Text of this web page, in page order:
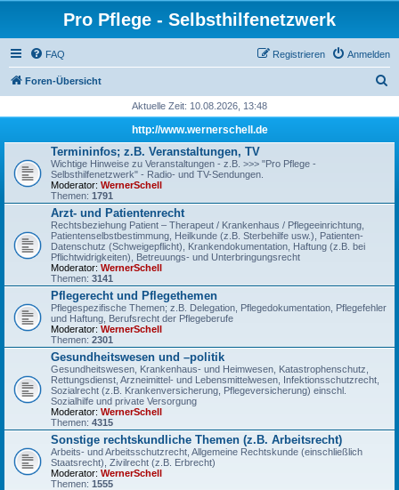
Pro Pflege - Selbsthilfenetzwerk
FAQ Anmelden
Registrieren
Foren-Übersicht
h
Aktuelle Zeit: 10.08.2026, 13:48
http://www.wernerschell.de
Termininfos; z.B. Veranstaltungen, TV
Wichtige Hinweise zu Veranstaltungen - z.B. >>> "Pro Pflege -
Selbsthilfenetzwerk" - Radio- und TV-Sendungen.
Moderator: WernerSchell
Themen: 1791
Arzt- und Patientenrecht
Rechtsbeziehung Patient – Therapeut / Krankenhaus / Pflegeeinrichtung,
Patientenselbstbestimmung, Heilkunde (z.B. Sterbehilfe usw.), Patienten-
Datenschutz (Schweigepflicht), Krankendokumentation, Haftung (z.B. bei
Pflichtwidrigkeiten), Betreuungs- und Unterbringungsrecht
Moderator: WernerSchell
Themen: 3141
Pflegerecht und Pflegethemen
Pflegespezifische Themen; z.B. Delegation, Pflegedokumentation, Pflegefehler
und Haftung, Berufsrecht der Pflegeberufe
Moderator: WernerSchell
Themen: 2301
Gesundheitswesen und –politik
Gesundheitswesen, Krankenhaus- und Heimwesen, Katastrophenschutz,
Rettungsdienst, Arzneimittel- und Lebensmittelwesen, Infektionsschutzrecht,
Sozialrecht (z.B. Krankenversicherung, Pflegeversicherung) einschl.
Sozialhilfe und private Versorgung
Moderator: WernerSchell
Themen: 4315
Sonstige rechtskundliche Themen (z.B. Arbeitsrecht)
Arbeits- und Arbeitsschutzrecht, Allgemeine Rechtskunde (einschließlich
Staatsrecht), Zivilrecht (z.B. Erbrecht)
Moderator: WernerSchell
Themen: 1555